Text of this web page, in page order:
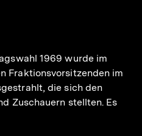
1969 wurde im
Fraktionsvorsitzenden im
die sich den
Zuschauern stellten. Es